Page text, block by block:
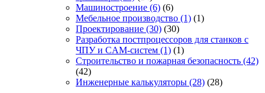
Машиностроение (6) (6)
Мебельное производство (1) (1)
Проектирование (30) (30)
Разработка постпроцессоров для станков с
ЧПУ и CAM-систем (1) (1)
Строительство и пожарная безопасность (42)
(42)
Инженерные калькуляторы (28) (28)